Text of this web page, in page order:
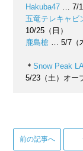
Hakuba47… 7/
五竜テレキャビ
10/25（日）
鹿島槍 … 5/7（
＊ Snow Peak
5/23（土）オー
前の記事へ